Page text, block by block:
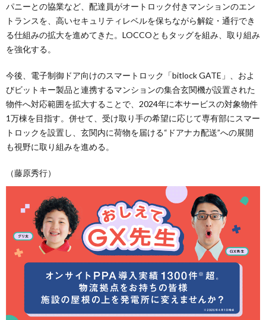
パニーとの協業など、配達員がオートロック付きマンションのエン
トランスを、高いセキュリティレベルを保ちながら解錠・通行でき
る仕組みの拡大を進めてきた。LOCCOともタッグを組み、取り組み
を強化する。
今後、電子制御ドア向けのスマートロック「bitlock GATE」、およ
びビットキー製品と連携するマンションの集合玄関機が設置された
物件へ対応範囲を拡大することで、2024年に本サービスの対象物件
1万棟を目指す。併せて、受け取り手の希望に応じて専有部にスマー
トロックを設置し、玄関内に荷物を届ける“ドアナカ配送”への展開
も視野に取り組みを進める。
（藤原秀行）